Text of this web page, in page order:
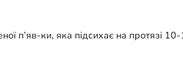
п’яв-ки, яка підсихає на протязі